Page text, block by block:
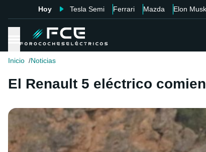
Hoy Tesla Semi Ferrari Mazda Elon Musk
Inicio Noticias
El Renault 5 eléctrico